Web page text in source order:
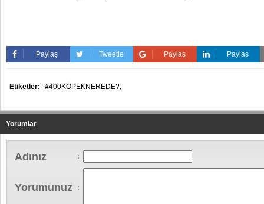
Paylaş Tweetle Paylaş Paylaş
Etiketler: #400KÖPEKNEREDE?,
Yorumlar
Adınız :
Yorumunuz :